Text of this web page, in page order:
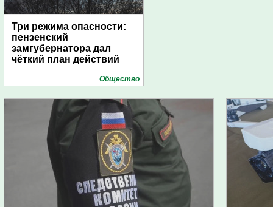
Три режима опасности:
пензенский
замгубернатора дал
чёткий план действий
Общество